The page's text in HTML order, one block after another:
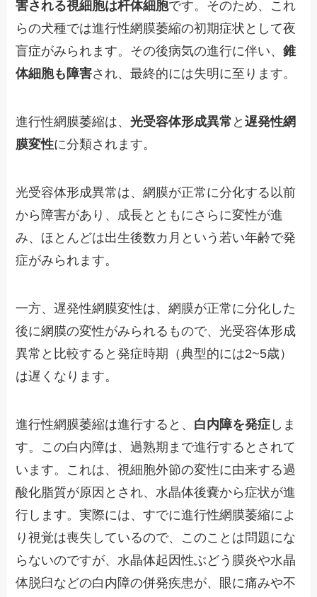
害される視細胞は杆体細胞です。そのため、これ
らの犬種では進行性網膜萎縮の初期症状として夜
盲症がみられます。その後病気の進行に伴い、錐
体細胞も障害され、最終的には失明に至ります。
進行性網膜萎縮は、光受容体形成異常 と遅発性網
膜変性に分類されます。
光受容体形成異常は、網膜が正常に分化する以前
から障害があり、成長とともにさらに変性が進
み、ほとんどは出生後数カ月という若い年齢で発
症がみられます。
一方、遅発性網膜変性は、網膜が正常に分化した
後に網膜の変性がみられるもので、光受容体形成
異常と比較すると発症時期（典型的には2~5歳）
は遅くなります。
進行性網膜萎縮は進行すると、 白内障を発症 しま
す。この白内障は、過熟期まで進行するとされて
います。これは、視細胞外節の変性に由来する過
酸化脂質が原因とされ、水晶体後嚢から症状が進
行します。実際には、すでに進行性網膜萎縮によ
り視覚は喪失しているので、このことは問題にな
らないのですが、水晶体起因性ぶどう膜炎や水晶
体脱臼などの白内障の併発疾患が、眼に痛みや不